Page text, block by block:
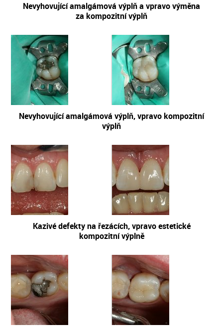
Nevyhovující amalgámová výplň a vpravo výměna
za kompozitní výplň
Nevyhovující amalgámová výplň, vpravo kompozitní
výplň
Kazivé defekty na řezácích, vpravo estetické
kompozitní výplně